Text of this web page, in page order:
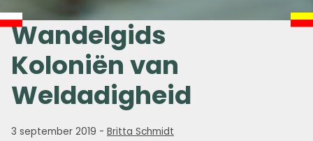
Wandelgids
Koloniën van
Weldadigheid
3 september 2019 - Britta Schmidt